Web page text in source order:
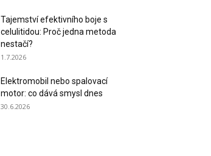
Tajemství efektivního boje s
celulitidou: Proč jedna metoda
nestačí?
1.7.2026
Elektromobil nebo spalovací
motor: co dává smysl dnes
30.6.2026